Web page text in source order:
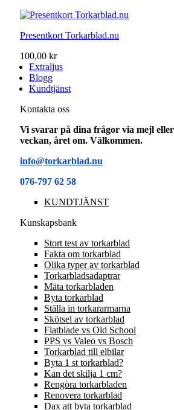
Presentkort Torkarblad.nu
100,00 kr
Extraljus
Blogg
Kundtjänst
Kontakta oss
Vi svarar på dina frågor via mejl
veckan, året om. Välkommen.
info@torkarblad.nu
076-797 62 58
KUNDTJÄNST
Kunskapsbank
Stort test av torkarblad
Fakta om torkarblad
Olika typer av torkarblad
Torkarbladsadaptrar
Mäta torkarbladen
Byta torkarblad
Ställa in torkararmarna
Skötsel av torkarblad
Flatblade vs Old School
PPS vs Valeo vs Bosch
Torkarblad till elbilar
Byta 1 st torkarblad?
Kan det skilja 1 cm?
Rengöra torkarbladen
Renovera torkarblad
Dax att byta torkarblad